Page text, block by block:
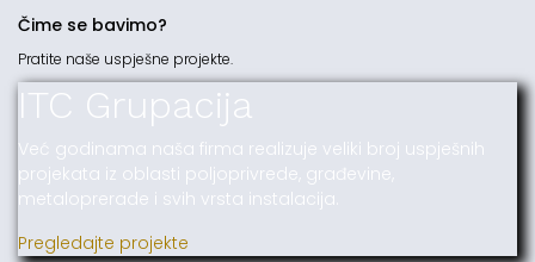
Čime se bavimo?
Pratite naše uspješne projekte.
ITC Grupacija
Već godinama naša firma realizuje veliki broj uspješnih
projekata iz oblasti poljoprivrede, građevine,
metaloprerade i svih vrsta instalacija.
Pregledajte projekte